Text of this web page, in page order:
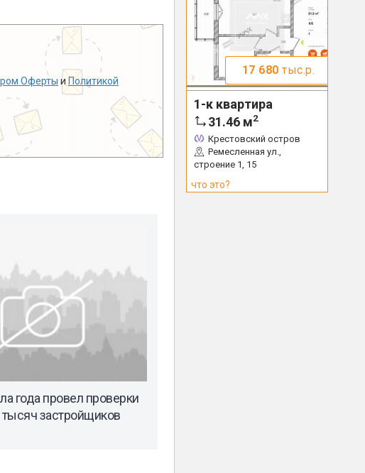
Оферты и Политикой
года провел проверки
тысяч застройщиков
17 680 тыс.р.
1-к квартира
31.46 м2
Крестовский остров
Ремесленная ул.,
строение 1, 15
что это?